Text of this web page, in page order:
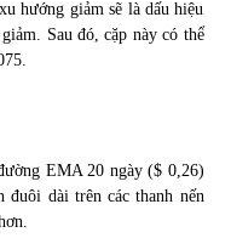
hướng giảm sẽ là dấu hiệu
Sau đó, cặp này có thể
EMA 20 ngày ($ 0,26)
đuôi dài trên các thanh nến